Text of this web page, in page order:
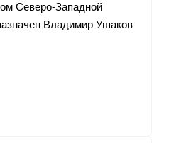
Северо-Западной
Владимир Ушаков